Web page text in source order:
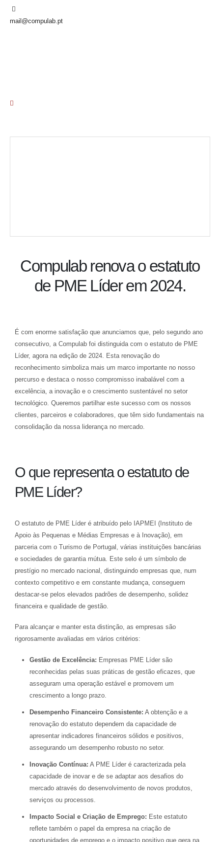
mail@compulab.pt
Compulab renova o estatuto
de PME Líder em 2024.
É com enorme satisfação que anunciamos que, pelo segundo ano
consecutivo, a Compulab foi distinguida com o estatuto de PME
Líder, agora na edição de 2024. Esta renovação do
reconhecimento simboliza mais um marco importante no nosso
percurso e destaca o nosso compromisso inabalável com a
excelência, a inovação e o crescimento sustentável no setor
tecnológico. Queremos partilhar este sucesso com os nossos
clientes, parceiros e colaboradores, que têm sido fundamentais na
consolidação da nossa liderança no mercado.
O que representa o estatuto de
PME Líder?
O estatuto de PME Líder é atribuído pelo IAPMEI (Instituto de
Apoio às Pequenas e Médias Empresas e à Inovação), em
parceria com o Turismo de Portugal, várias instituições bancárias
e sociedades de garantia mútua. Este selo é um símbolo de
prestígio no mercado nacional, distinguindo empresas que, num
contexto competitivo e em constante mudança, conseguem
destacar-se pelos elevados padrões de desempenho, solidez
financeira e qualidade de gestão.
Para alcançar e manter esta distinção, as empresas são
rigorosamente avaliadas em vários critérios:
Gestão de Excelência: Empresas PME Líder são
reconhecidas pelas suas práticas de gestão eficazes, que
asseguram uma operação estável e promovem um
crescimento a longo prazo.
Desempenho Financeiro Consistente: A obtenção e a
renovação do estatuto dependem da capacidade de
apresentar indicadores financeiros sólidos e positivos,
assegurando um desempenho robusto no setor.
Inovação Contínua: A PME Líder é caracterizada pela
capacidade de inovar e de se adaptar aos desafios do
mercado através do desenvolvimento de novos produtos,
serviços ou processos.
Impacto Social e Criação de Emprego: Este estatuto
reflete também o papel da empresa na criação de
oportunidades de emprego e o impacto positivo que gera na